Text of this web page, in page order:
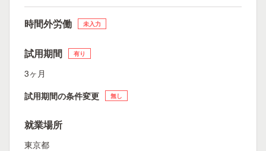
時間外労働 未入力
試用期間 有り
3ヶ月
試用期間の条件変更
無し
就業場所
東京都